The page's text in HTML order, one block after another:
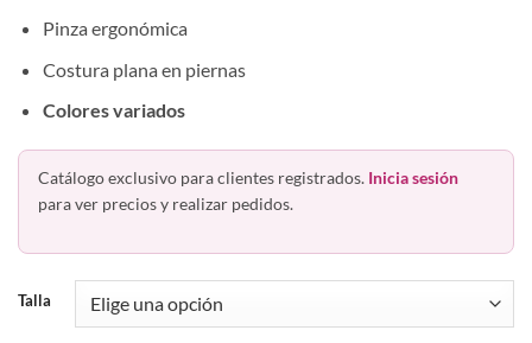
Pinza ergonómica
Costura plana en piernas
Colores variados
Catálogo exclusivo para clientes registrados. Inicia sesión
para ver precios y realizar pedidos.
Talla